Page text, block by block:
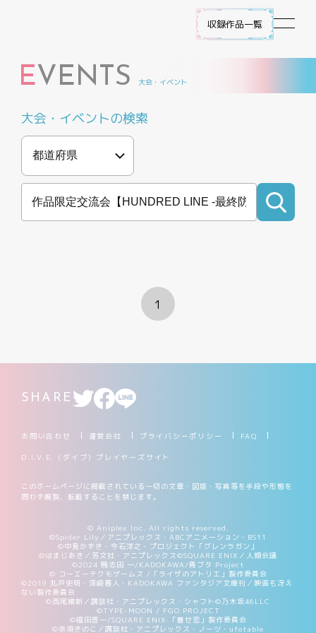
収録作品一覧
作品ラインナップ
NEWS
ビルディバイド -ブライト- とは
エラッタ
商品情報
カード検索・デッキ構築
おすすめデッキ
取扱店舗一覧
EVENTS 大会・イベント
大会・イベントの検索
1
SHARE
お問い合わせ 運営会社 プライバシーポリシー FAQ
D.I.V.E.（ダイブ）プレイヤーズサイト
このホームページに掲載されている一切の文章・図版・写真等を手段や形態を
問わず複製、転載することを禁じます。
© Aniplex Inc. All rights reserved.
©Spider Lily／アニプレックス・ABCアニメーション・BS11
©中島かずき・今石洋之・プロジェクト「グレンラガン」
©はまじあき／芳文社・アニプレックス©SQUARE ENIX／人類会議
©2024 鴨志田 一/KADOKAWA/青ブタ Project
© コーエーテクモゲームス /「ライザのアトリエ」製作委員会
©2019 丸戸史明・深崎暮人・KADOKAWA ファンタジア文庫刊／映画も冴え
ない製作委員会
©西尾維新／講談社・アニプレックス・シャフト©乃木坂46LLC
©TYPE-MOON / FGO PROJECT
©福田晋一/SQUARE ENIX·「着せ恋」製作委員会
©奈須きのこ／講談社・アニプレックス・ノーツ・ufotable